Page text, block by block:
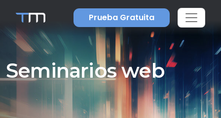
Prueba Gratuita
Seminarios web